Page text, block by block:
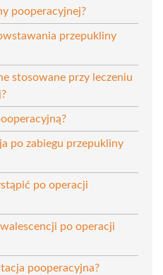
pooperacyjnej?
przepukliny
stosowane przy leczeniu
po zabiegu przepukliny
po operacji
po operacji
pooperacyjna?